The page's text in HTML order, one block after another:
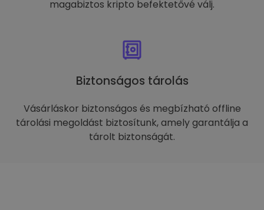
magabiztos kripto befektetővé válj.
Biztonságos tárolás
Vásárláskor biztonságos és megbízható offline
tárolási megoldást biztosítunk, amely garantálja a
tárolt biztonságát.